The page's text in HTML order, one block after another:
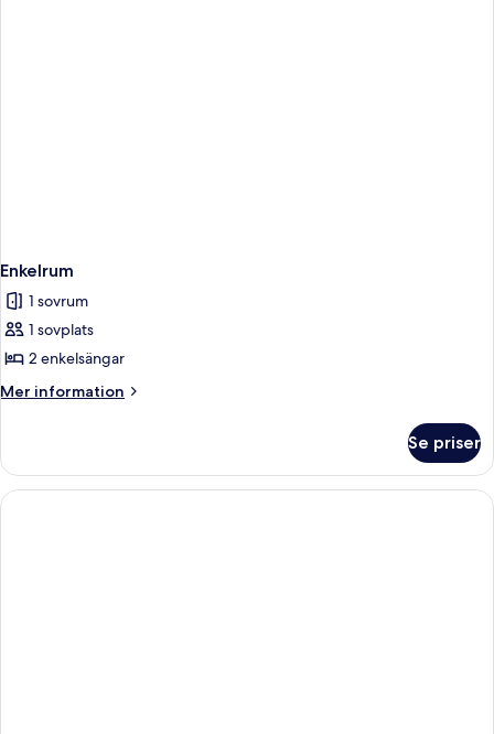
Enkelrum
1 sovrum
1 sovplats
2 enkelsängar
Mer information
Mer
Se priser